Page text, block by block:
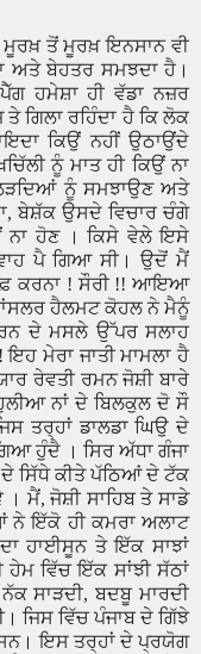
ਤੋਂ ਮੂਰਖ਼ ਇਨਸਾਨ ਵੀ
ਅਤੇ ਬੇਹਤਰ ਸਮਝਦਾ ਹੈ।
ਹਮੇਸ਼ਾ ਹੀ ਵੱਡਾ ਨਜ਼ਰ
ਗਿਲਾ ਰਹਿੰਦਾ ਹੈ ਕਿ ਲੋਕ
ਕਿਉਂ ਨਹੀਂ ਉਠਾਉਂਦੇ
ਨੂੰ ਮਾਤ ਹੀ ਕਿਉਂ ਨਾ
ਨੂੰ ਸਮਝਾਉਣ ਅਤੇ
,ਬੇਸ਼ੱਕ ਉਸਦੇ ਵਿਚਾਰ ਚੰਗੇ
ਨਾ ਹੋਣ । ਕਿਸੇ ਵੇਲੇ ਇਸੇ
ਪੈ ਗਿਆ ਸੀ। ਉਦੋਂ ਮੈਂ
ਕਰਨਾ ! ਸੌਰੀ !! ਆਇਆ
ਹੈਲਮਟ ਕੋਹਲ ਨੇ ਮੈਨੂੰ
ਦੇ ਮਸਲੇ ਉੱਪਰ ਸਲਾਹ
ਮੇਰਾ ਜਾਤੀ ਮਾਮਲਾ ਹੈ
ਰੇਵਤੀ ਰਮਨ ਜੋਸ਼ੀ ਬਾਰੇ
ਹੁਲੀਆ ਨਾਂ ਦੇ ਬਿਲਕੁਲ ਦੋ ਸੌ
ਤਰ੍ਹਾਂ ਡਾਲਡਾ ਘਿਉ ਦੇ
ਹੁੰਦੈ । ਸਿਰ ਅੱਧਾ ਗੰਜਾ
ਸਿੱਧੇ ਕੀਤੇ ਪੱਠਿਆਂ ਦੇ ਟੱਕ
। ਮੈਂ,ਜੋਸ਼ੀ ਸਾਹਿਬ ਤੇ ਸਾਡੇ
ਨੇ ਇੱਕੋ ਹੀ ਕਮਰਾ ਅਲਾਟ
ਹਾਈਸੂਨ ਤੇ ਇੱਕ ਸਾਝਾਂ
ਹੇਮ ਵਿੱਚ ਇੱਕ ਸਾਂਝੀ ਸੱਠਾਂ
ਸਾੜਦੀ,ਬਦਬੂ ਮਾਰਦੀ
ਜਿਸ ਵਿੱਚ ਪੰਜਾਬ ਦੇ ਗਿੱਝੇ
ਇਸ ਤਰ੍ਹਾਂ ਦੇ ਪ੍ਰਯੋਗ